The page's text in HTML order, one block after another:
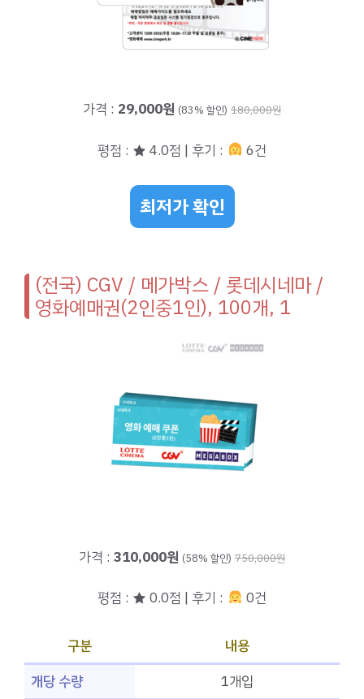
가격 : 29,000원 (83% 할인) 180,000원
평점 : ★ 4.0점 | 후기 : 6건
최저가 확인
(전국) CGV / 메가박스 / 롯데시네마 /
영화예매권(2인중1인), 100개, 1
가격 : 310,000원 (58% 할인) 750,000원
평점 : ★ 0.0점 | 후기 : 0건
구분
내용
개당 수량
1개입